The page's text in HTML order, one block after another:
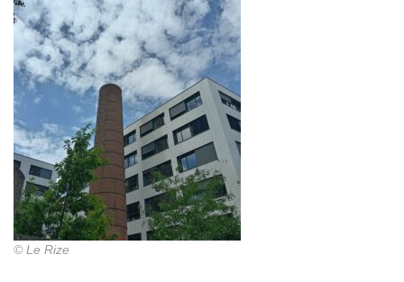
© Le Rize